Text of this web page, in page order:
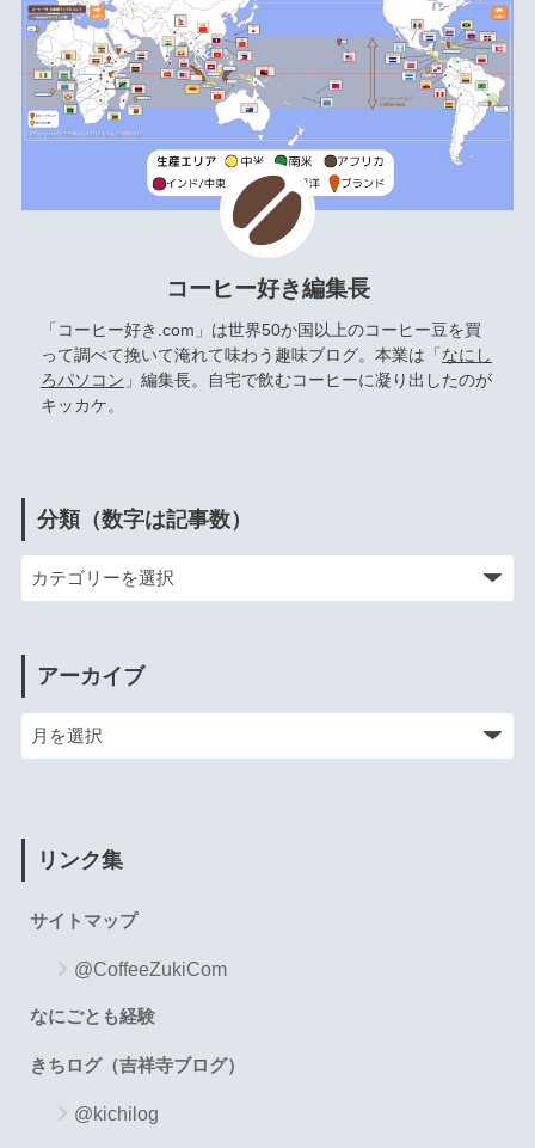
コーヒー好き編集長
「コーヒー好き.com」は世界50か国以上のコーヒー豆を買
って調べて挽いて淹れて味わう趣味ブログ。本業は「なにし
ろパソコン 」編集長。自宅で飲むコーヒーに凝り出したのが
キッカケ。
分類（数字は記事数）
アーカイブ
リンク集
サイトマップ
@CoffeeZukiCom
なにごとも経験
きちログ（吉祥寺ブログ）
@kichilog